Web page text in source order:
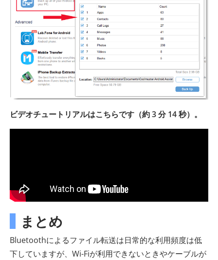
ビデオチュートリアルはこちらです（約 3 分 14 秒）。
まとめ
Bluetoothによるファイル転送は日常的な利用頻度は低
下していますが、Wi-Fiが利用できないときやケーブルが